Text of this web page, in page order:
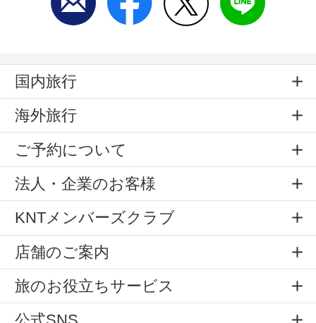
国内旅行
海外旅行
ご予約について
法人・企業のお客様
KNTメンバーズクラブ
店舗のご案内
旅のお役立ちサービス